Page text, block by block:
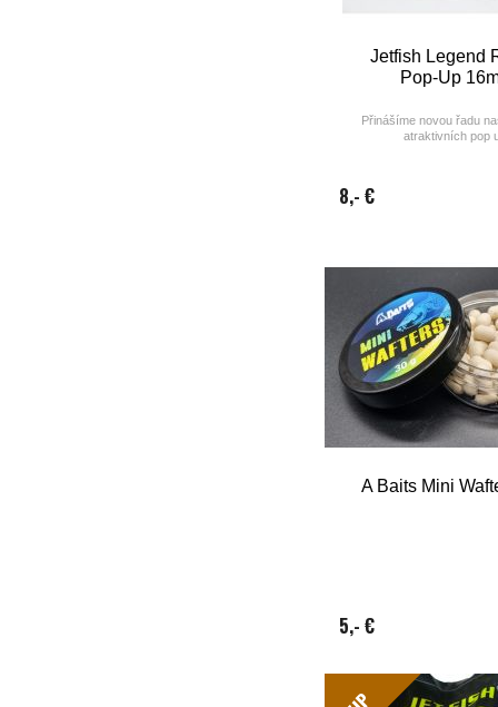
Jetfish Legend
Pop-Up
Přinášíme novou řadu
atraktivních pop
8,- €
A Baits Mini
5,- €